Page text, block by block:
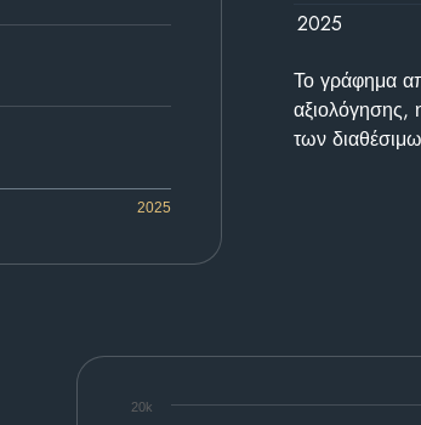
2025
2025
Το γράφημα
αξιολόγησης,
των
20k